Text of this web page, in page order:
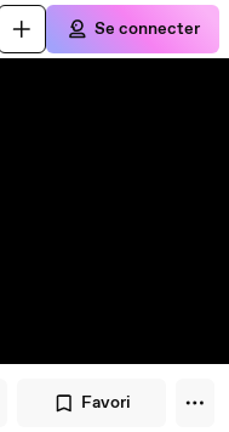
Se connecter
Favori